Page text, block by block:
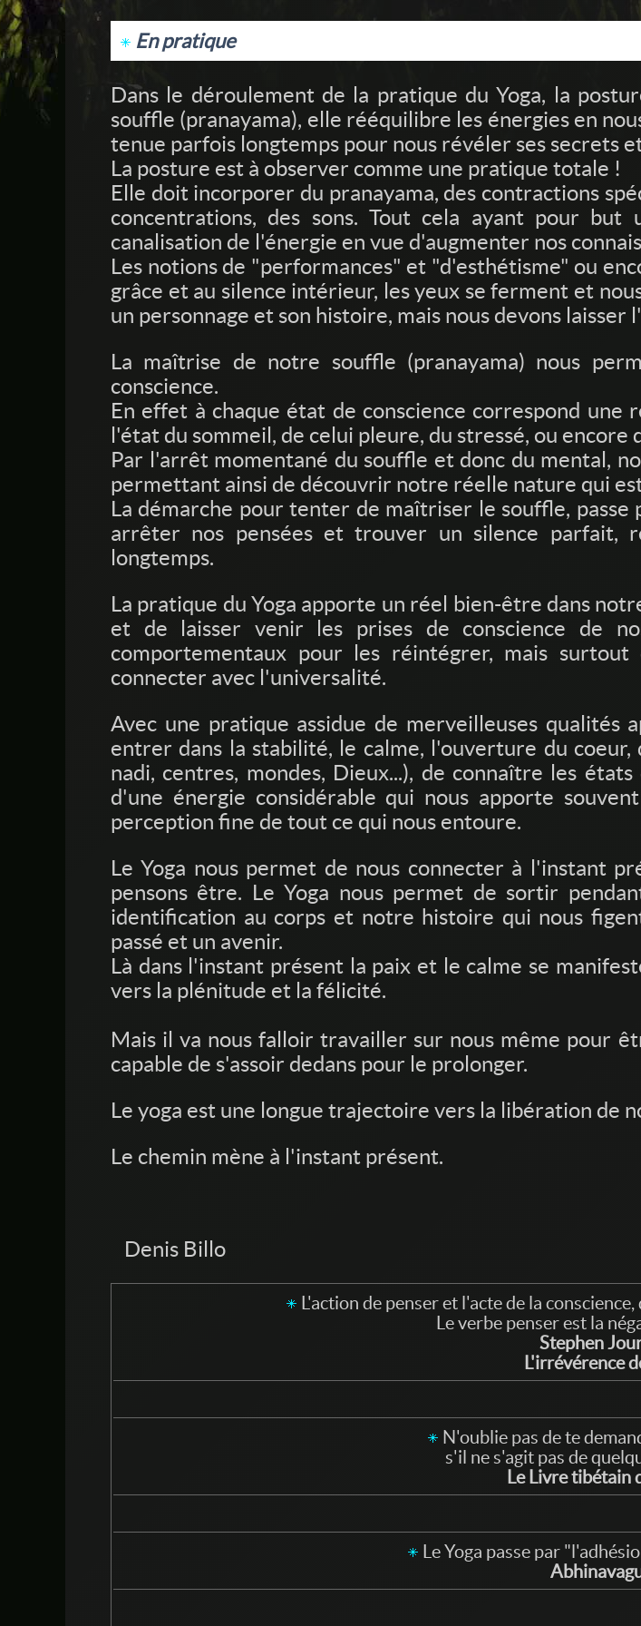
En pratique
Dans le déroulement de la pratique du Yoga, la
souffle (pranayama), elle rééquilibre les énergies en
tenue parfois longtemps pour nous révéler ses secrets
La posture est à observer comme une pratique totale !
Elle doit incorporer du pranayama, des contractions
concentrations, des sons. Tout cela ayant pour
canalisation de l'énergie en vue d'augmenter nos
Les notions de "performances" et "d'esthétisme" ou
grâce et au silence intérieur, les yeux se ferment et
un personnage et son histoire, mais nous devons
La maîtrise de notre souffle (pranayama) nous
conscience.
En effet à chaque état de conscience correspond une
l'état du sommeil, de celui pleure, du stressé, ou encore
Par l'arrêt momentané du souffle et donc du mental,
permettant ainsi de découvrir notre réelle nature qui
La démarche pour tenter de maîtriser le souffle,
arrêter nos pensées et trouver un silence parfait,
longtemps.
La pratique du Yoga apporte un réel bien-être dans
et de laisser venir les prises de conscience de
comportementaux pour les réintégrer, mais
connecter avec l'universalité.
Avec une pratique assidue de merveilleuses qualités
entrer dans la stabilité, le calme, l'ouverture du
nadi, centres, mondes, Dieux...), de connaître les
d'une énergie considérable qui nous apporte
perception fine de tout ce qui nous entoure.
Le Yoga nous permet de nous connecter à l'instant
pensons être. Le Yoga nous permet de sortir
identification au corps et notre histoire qui nous
passé et un avenir.
Là dans l'instant présent la paix et le calme se
vers la plénitude et la félicité.
Mais il va nous falloir travailler sur nous même pour
capable de s'assoir dedans pour le prolonger.
Le yoga est une longue trajectoire vers la libération de
Le chemin mène à l'instant présent.
Denis Billo
L'action de penser et l'acte de la
Le verbe penser est la
Stephen
L'irrévérence
N'oublie pas de te
s'il ne s'agit pas de
Le Livre tibétain
Le Yoga passe par